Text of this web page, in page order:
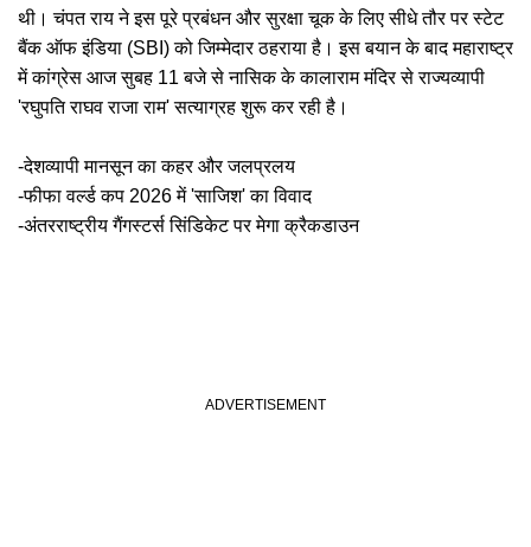
थी। चंपत राय ने इस पूरे प्रबंधन और सुरक्षा चूक के लिए सीधे तौर पर स्टेट
बैंक ऑफ इंडिया (SBI) को जिम्मेदार ठहराया है। इस बयान के बाद महाराष्ट्र
में कांग्रेस आज सुबह 11 बजे से नासिक के कालाराम मंदिर से राज्यव्यापी
'रघुपति राघव राजा राम' सत्याग्रह शुरू कर रही है।
-देशव्यापी मानसून का कहर और जलप्रलय
-फीफा वर्ल्ड कप 2026 में 'साजिश' का विवाद
-अंतरराष्ट्रीय गैंगस्टर्स सिंडिकेट पर मेगा क्रैकडाउन